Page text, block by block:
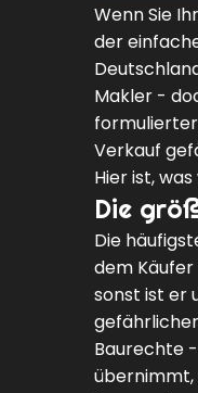
Wenn Sie
der
Makler -
Verkauf
Hier ist,
Die
Die
dem
sonst ist er
Baurechte
übernimmt,